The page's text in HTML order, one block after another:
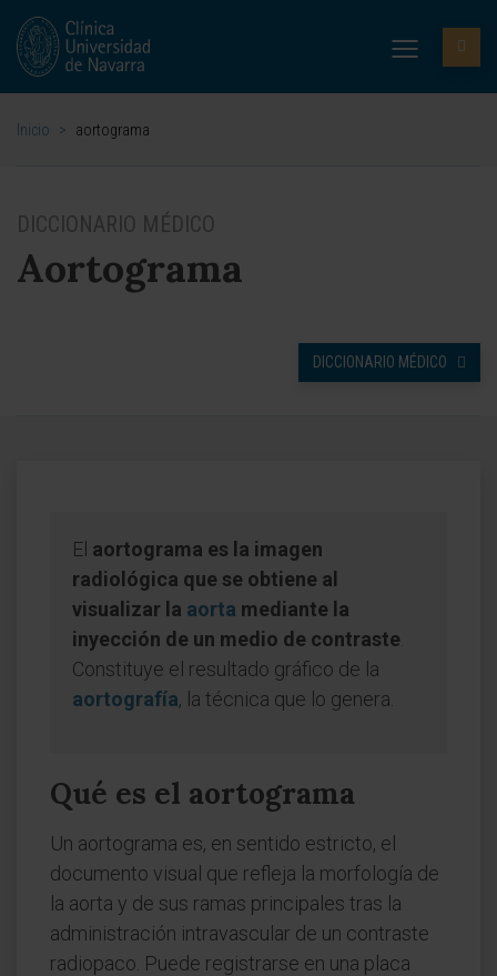
Inicio > aortograma
DICCIONARIO MÉDICO
Aortograma
DICCIONARIO MÉDICO
El aortograma es la imagen
radiológica que se obtiene al
visualizar la aorta mediante la
inyección de un medio de contraste
Constituye el resultado gráfico de la
aortografía, la técnica que lo genera.
Qué es el aortograma
Un aortograma es, en sentido estricto, el
documento visual que refleja la morfología de
la aorta y de sus ramas principales tras la
administración intravascular de un contraste
radiopaco. Puede registrarse en una placa